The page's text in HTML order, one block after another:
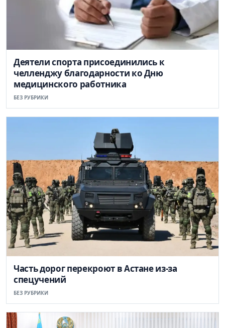
Деятели спорта присоединились к
челленджу благодарности ко Дню
медицинского работника
БЕЗ РУБРИКИ
Часть дорог перекроют в Астане из-за
спецучений
БЕЗ РУБРИКИ